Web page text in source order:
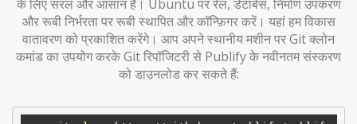
के लिए सरल और आसान है। Ubuntu पर रेल, डेटाबेस, निर्माण उपकरण
और रूबी निर्भरता पर रूबी स्थापित और कॉन्फ़िगर करें। यहां हम विकास
वातावरण को प्रकाशित करेंगे। आप अपने स्थानीय मशीन पर Git क्लोन
कमांड का उपयोग करके Git रिपॉजिटरी से Publify के नवीनतम संस्करण
को डाउनलोड कर सकते हैं: